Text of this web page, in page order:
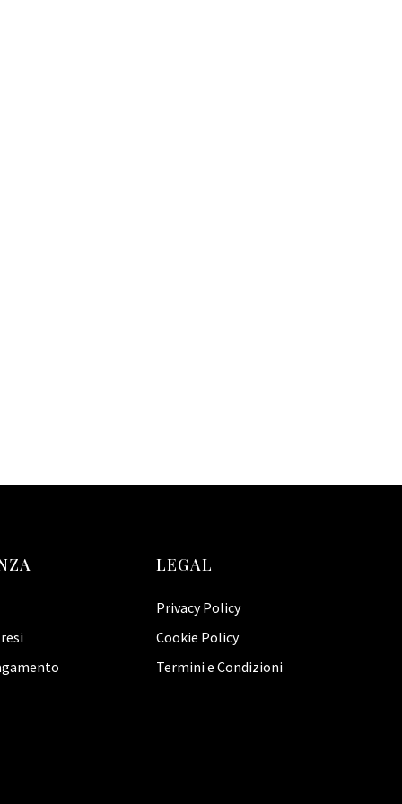
LEGAL
Privacy Policy
Cookie Policy
Termini e Condizioni